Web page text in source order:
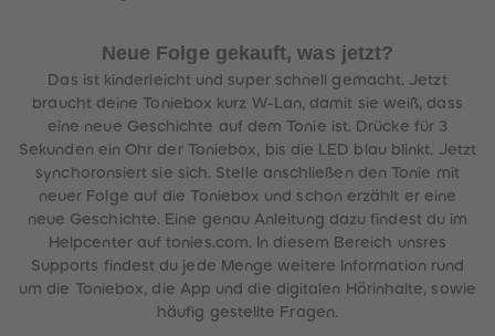
Neue Folge gekauft, was jetzt?
Das ist kinderleicht und super schnell gemacht. Jetzt
braucht deine Toniebox kurz W-Lan, damit sie weiß, dass
eine neue Geschichte auf dem Tonie ist. Drücke für 3
Sekunden ein Ohr der Toniebox, bis die LED blau blinkt. Jetzt
synchoronsiert sie sich. Stelle anschließen den Tonie mit
neuer Folge auf die Toniebox und schon erzählt er eine
neue Geschichte. Eine genau Anleitung dazu findest du im
Helpcenter auf tonies.com. In diesem Bereich unsres
Supports findest du jede Menge weitere Information rund
um die Toniebox, die App und die digitalen Hörinhalte, sowie
häufig gestellte Fragen.